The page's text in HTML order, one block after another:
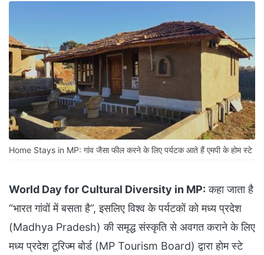
Home Stays in MP: गांव जैसा फील करने के लिए पर्यटक आते हैं एमपी के होम स्टे
World Day for Cultural Diversity in MP: कहा जाता है
“भारत गांवों में बसता है”, इसलिए विश्व के पर्यटकों को मध्य प्रदेश
(Madhya Pradesh) की समृद्ध संस्कृति से अवगत कराने के लिए
मध्य प्रदेश टूरिज्म बोर्ड (MP Tourism Board) द्वारा होम स्टे